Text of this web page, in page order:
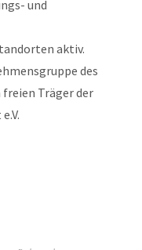
und
aktiv.
des
Träger der